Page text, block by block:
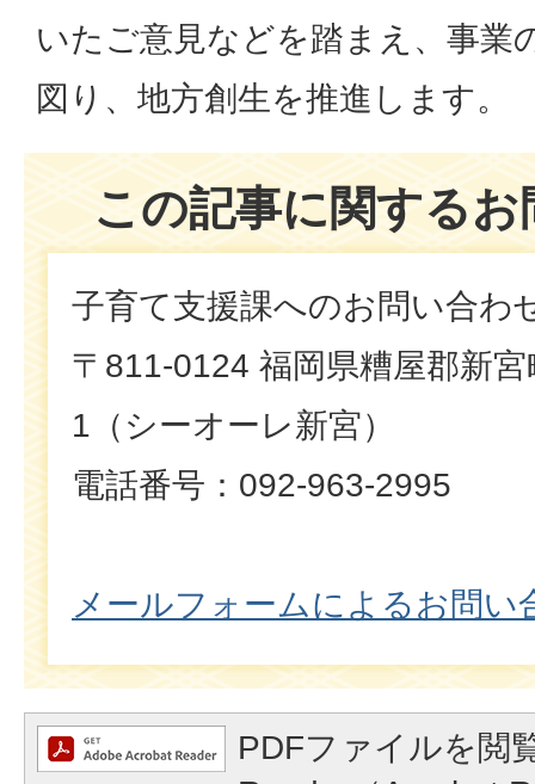
いたご意見などを踏まえ、事業
図り、地方創生を推進します。
この記事に関する
子育て支援課へのお問い合わ
〒811-0124 福岡県糟屋郡新
1（シーオーレ新宮）
電話番号：092-963-2995
メールフォームによるお問い
PDFファイルを閲